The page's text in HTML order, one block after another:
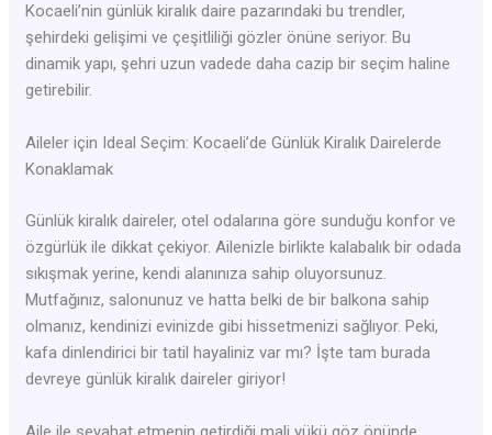
Kocaeli’nin günlük kiralık daire pazarındaki bu trendler,
şehirdeki gelişimi ve çeşitliliği gözler önüne seriyor. Bu
dinamik yapı, şehri uzun vadede daha cazip bir seçim haline
getirebilir.
Aileler için Ideal Seçim: Kocaeli’de Günlük Kiralık Dairelerde
Konaklamak
Günlük kiralık daireler, otel odalarına göre sunduğu konfor ve
özgürlük ile dikkat çekiyor. Ailenizle birlikte kalabalık bir odada
sıkışmak yerine, kendi alanınıza sahip oluyorsunuz.
Mutfağınız, salonunuz ve hatta belki de bir balkona sahip
olmanız, kendinizi evinizde gibi hissetmenizi sağlıyor. Peki,
kafa dinlendirici bir tatil hayaliniz var mı? İşte tam burada
devreye günlük kiralık daireler giriyor!